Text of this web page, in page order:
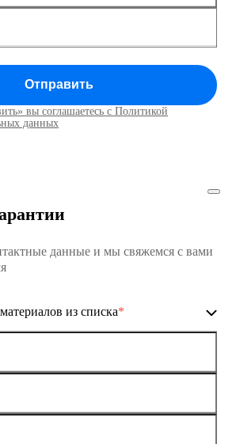
доступа MES1428
доступа MES1428
доступа01
доступа MES1428
доступа MES1428
доступа
доступа MES1428-03
Отправить
вы соглашаетесь с Политикой
данных
данные и мы свяжемся с вами
из списка*